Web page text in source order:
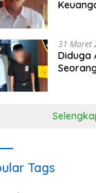
31 Maret
Diduga
Tags